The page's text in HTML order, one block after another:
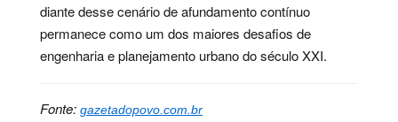
diante desse cenário de afundamento contínuo
permanece como um dos maiores desafios de
engenharia e planejamento urbano do século XXI.
Fonte: gazetadopovo.com.br